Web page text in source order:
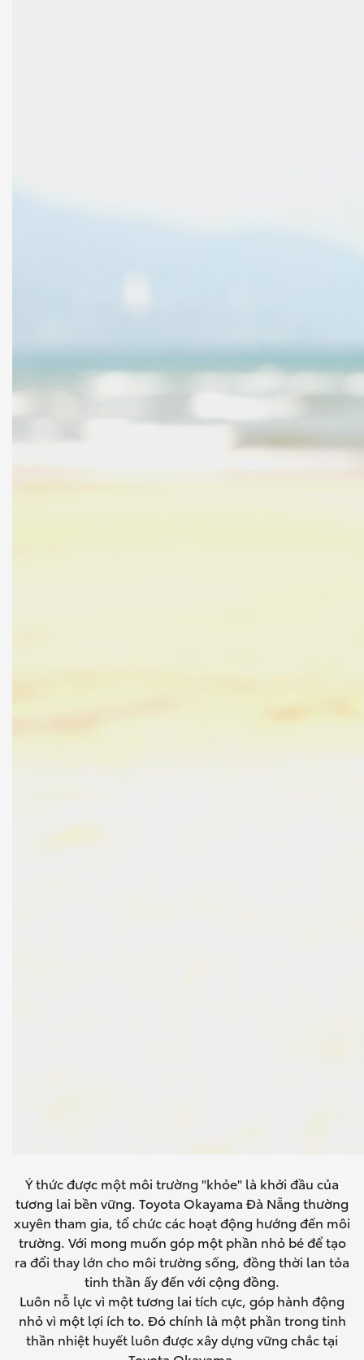
Ý thức được một môi trường "khỏe" là khởi đầu của
tương lai bền vững. Toyota Okayama Đà Nẵng thường
xuyên tham gia, tổ chức các hoạt động hướng đến môi
trường. Với mong muốn góp một phần nhỏ bé để tạo
ra đổi thay lớn cho môi trường sống, đồng thời lan tỏa
tinh thần ấy đến với cộng đồng.
Luôn nỗ lực vì một tương lai tích cực, góp hành động
nhỏ vì một lợi ích to. Đó chính là một phần trong tinh
thần nhiệt huyết luôn được xây dựng vững chắc tại